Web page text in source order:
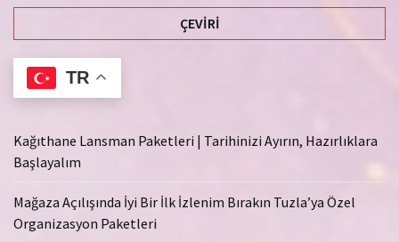
ÇEVIRI
TR
Kağıthane Lansman Paketleri | Tarihinizi Ayırın, Hazırlıklara
Başlayalım
Mağaza Açılışında İyi Bir İlk İzlenim Bırakın Tuzla’ya Özel
Organizasyon Paketleri